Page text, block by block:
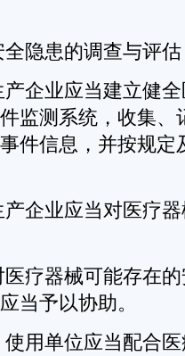
隐患的调查与评估
企业应当建立健全
监测系统，收集、
件信息，并按规定
企业应当对医疗器
疗器械可能存在
当予以协助。
用单位应当配合